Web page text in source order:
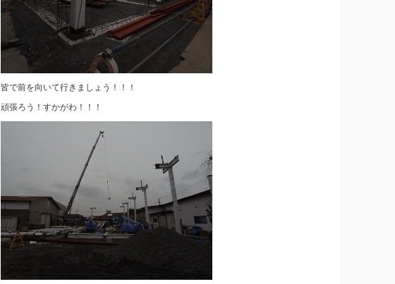
皆で前を向いて行きましょう！！！
頑張ろう！すかがわ！！！